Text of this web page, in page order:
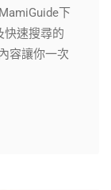
下
快速搜尋的
容讓你一次